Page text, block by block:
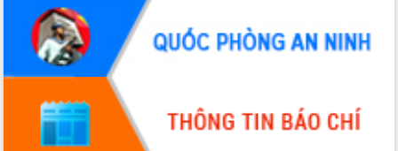
Đắk Lắk tập trung toàn lực khắc phục
tồn tại IUU, sẵn sàng làm việc với
Đoàn thanh tra EC
Chủ tịch UBND tỉnh Tạ Anh Tuấn thăm,
chúc mừng các bệnh viện nhân Ngày
Thầy thuốc Việt Nam
Rộn ràng lễ hội truyền thống Sông
nước Đà Nông lần thứ I năm 2026